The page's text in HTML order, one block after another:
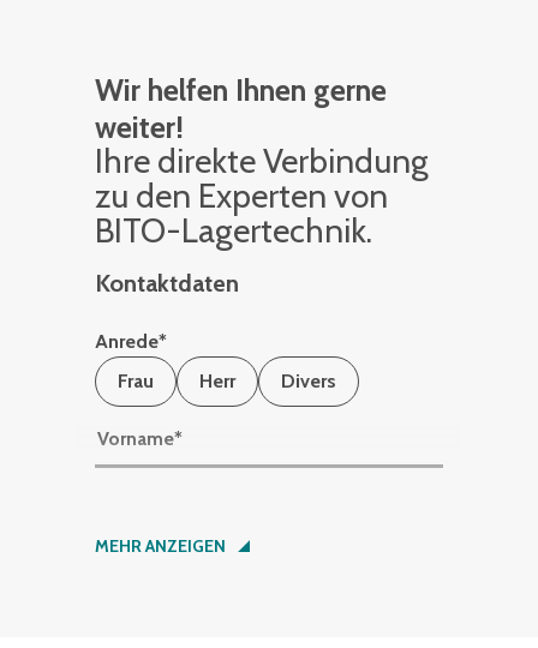
Wir helfen Ihnen gerne
weiter!
Ihre di­rek­te Ver­bin­dung
zu den Ex­per­ten von
BITO-La­ger­tech­nik.
Kontaktdaten
Anrede*
Frau
Herr Divers
Vorname*
Nachname*
MEHR ANZEIGEN